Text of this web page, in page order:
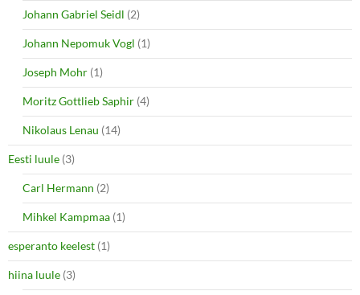
Johann Gabriel Seidl (2)
Johann Nepomuk Vogl (1)
Joseph Mohr (1)
Moritz Gottlieb Saphir (4)
Nikolaus Lenau (14)
Eesti luule (3)
Carl Hermann (2)
Mihkel Kampmaa (1)
esperanto keelest (1)
hiina luule (3)